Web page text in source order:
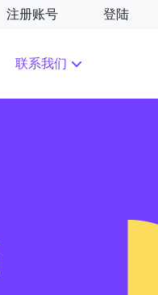
注册账号 登陆
联系我们